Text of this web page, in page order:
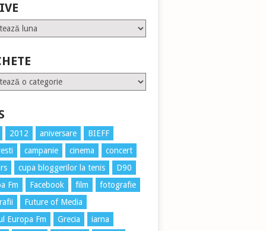
2012 aniversare
BIEFF
campanie cinema
concert
cupa bloggerilor la tenis
D90
Fm
Facebook film
fotografie
Future of Media
Europa Fm
Grecia
iarna